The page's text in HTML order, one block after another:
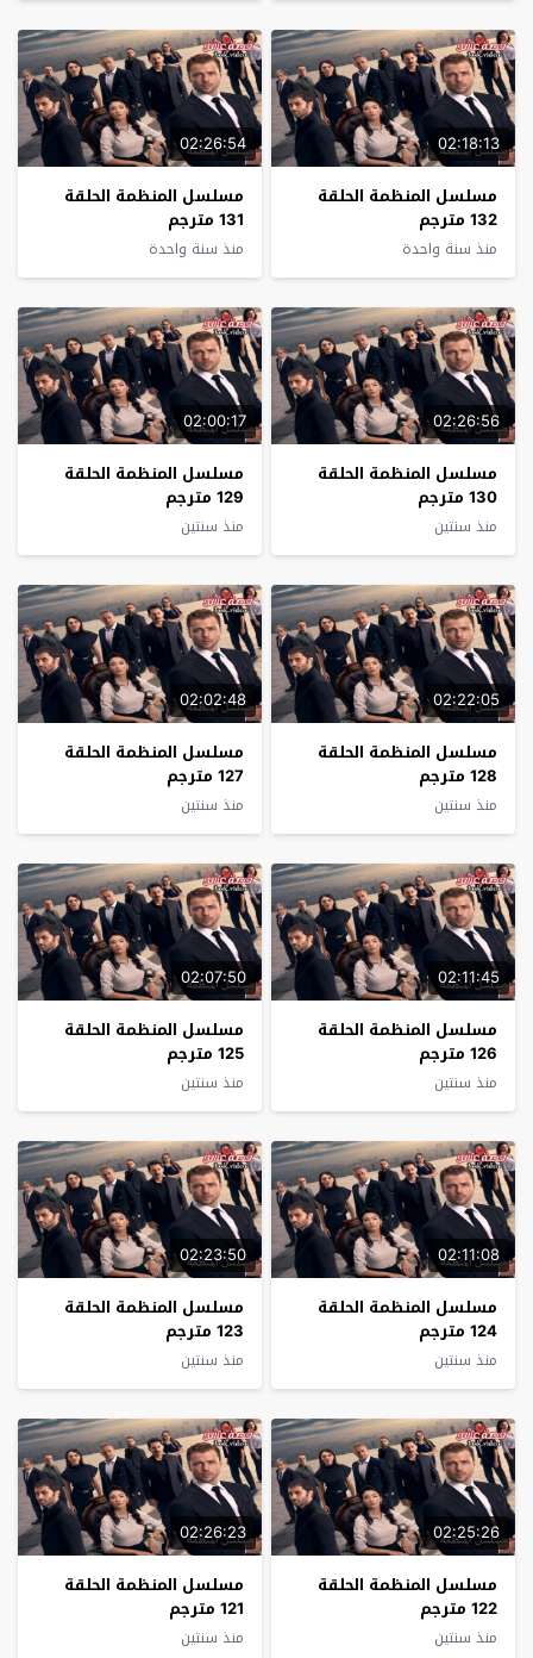
02:18:13
مسلسل المنظمة الحلقة
132 مترجم
منذ سنة واحدة
02:26:54
مسلسل المنظمة الحلقة
131 مترجم
منذ سنة واحدة
02:26:56
مسلسل المنظمة الحلقة
130 مترجم
منذ سنتين
02:00:17
مسلسل المنظمة الحلقة
129 مترجم
منذ سنتين
02:22:05
مسلسل المنظمة الحلقة
128 مترجم
منذ سنتين
02:02:48
مسلسل المنظمة الحلقة
127 مترجم
منذ سنتين
02:11:45
مسلسل المنظمة الحلقة
126 مترجم
منذ سنتين
02:07:50
مسلسل المنظمة الحلقة
125 مترجم
منذ سنتين
02:11:08
مسلسل المنظمة الحلقة
124 مترجم
منذ سنتين
02:23:50
مسلسل المنظمة الحلقة
123 مترجم
منذ سنتين
02:25:26
مسلسل المنظمة الحلقة
122 مترجم
منذ سنتين
02:26:23
مسلسل المنظمة الحلقة
121 مترجم
منذ سنتين